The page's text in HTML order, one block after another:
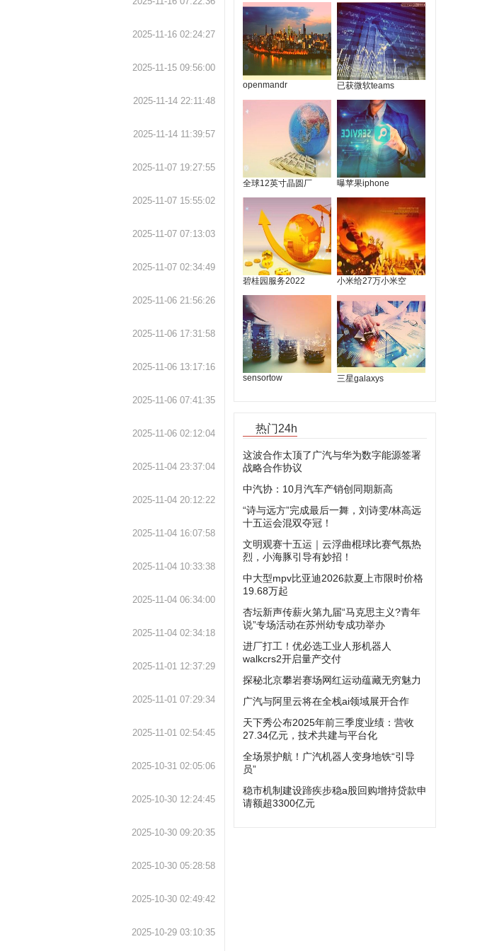
2025-11-16 02:24:27
2025-11-15 09:56:00
2025-11-14 22:11:48
2025-11-14 11:39:57
2025-11-07 19:27:55
2025-11-07 15:55:02
2025-11-07 07:13:03
2025-11-07 02:34:49
2025-11-06 21:56:26
2025-11-06 17:31:58
2025-11-06 13:17:16
2025-11-06 07:41:35
2025-11-06 02:12:04
2025-11-04 23:37:04
2025-11-04 20:12:22
2025-11-04 16:07:58
2025-11-04 10:33:38
2025-11-04 06:34:00
2025-11-04 02:34:18
2025-11-01 12:37:29
2025-11-01 07:29:34
2025-11-01 02:54:45
2025-10-31 02:05:06
2025-10-30 12:24:45
2025-10-30 09:20:35
2025-10-30 05:28:58
2025-10-30 02:49:42
2025-10-29 03:10:35
openmandr 已获微软teams
全球12英寸晶圆厂 曝苹果iphone
碧桂园服务2022 小米给27万小米空
sensortow 三星galaxys
热门24h
这波合作太顶了广汽与华为数字能源签署
战略合作协议
中汽协：10月汽车产销创同期新高
“诗与远方”完成最后一舞，刘诗雯/林高远
十五运会混双夺冠！
文明观赛十五运｜云浮曲棍球比赛气氛热
烈，小海豚引导有妙招！
中大型mpv比亚迪2026款夏上市限时价格
19.68万起
杏坛新声传薪火第九届“马克思主义?青年
说”专场活动在苏州幼专成功举办
进厂打工！优必选工业人形机器人
walkcrs2开启量产交付
探秘北京攀岩赛场网红运动蕴藏无穷魅力
广汽与阿里云将在全栈ai领域展开合作
天下秀公布2025年前三季度业绩：营收
27.34亿元，技术共建与平台化
全场景护航！广汽机器人变身地铁“引导
员”
稳市机制建设蹄疾步稳a股回购增持贷款申
请额超3300亿元